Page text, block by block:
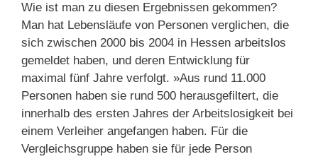
Wie ist man zu diesen Ergebnissen gekommen?
Man hat Lebensläufe von Personen verglichen, die
sich zwischen 2000 bis 2004 in Hessen arbeitslos
gemeldet haben, und deren Entwicklung für
maximal fünf Jahre verfolgt. »Aus rund 11.000
Personen haben sie rund 500 herausgefiltert, die
innerhalb des ersten Jahres der Arbeitslosigkeit bei
einem Verleiher angefangen haben. Für die
Vergleichsgruppe haben sie für jede Person